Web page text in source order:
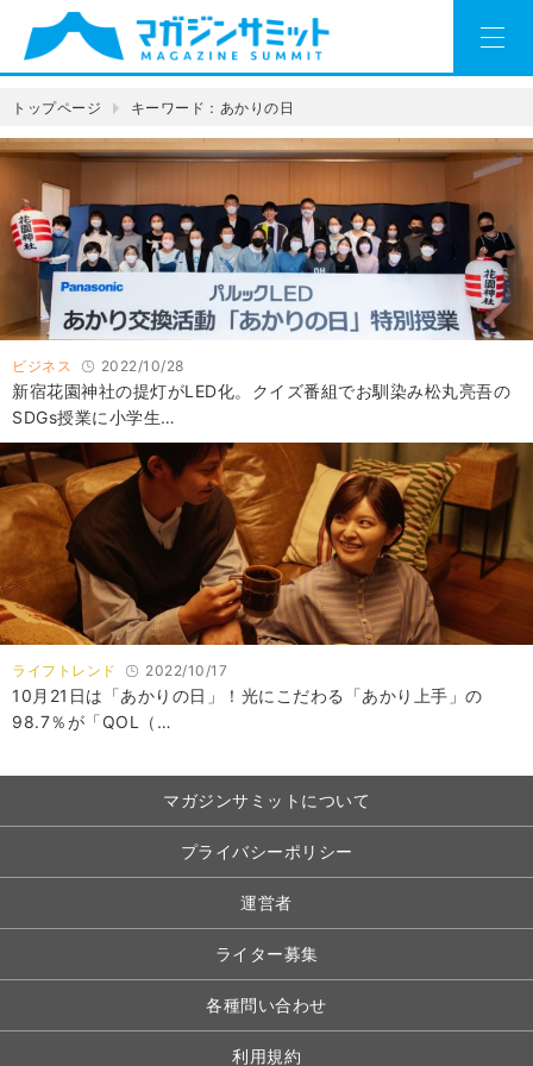
トップページ キーワード：あかりの日
ビジネス 2022/10/28
新宿花園神社の提灯がLED化。クイズ番組でお馴染み松丸亮吾の
SDGs授業に小学生…
ライフトレンド 2022/10/17
10月21日は「あかりの日」！光にこだわる「あかり上手」の
98.7％が「QOL（…
マガジンサミットについて
プライバシーポリシー
運営者
ライター募集
各種問い合わせ
利用規約